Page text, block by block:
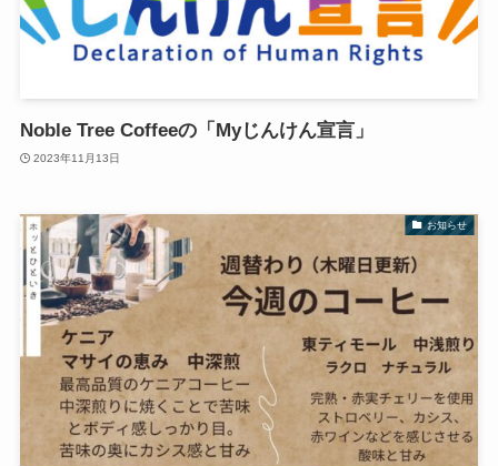
Noble Tree Coffeeの「Myじんけん宣言」
2023年11月13日
お知らせ